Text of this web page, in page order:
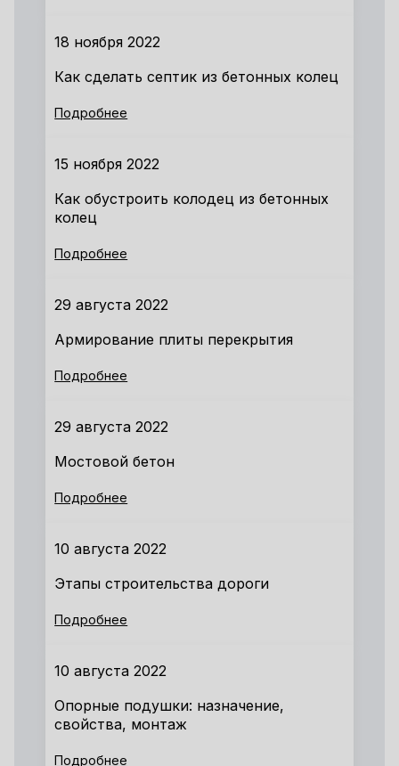
18 ноября 2022
Как сделать септик из бетонных колец
Подробнее
15 ноября 2022
Как обустроить колодец из бетонных
колец
Подробнее
29 августа 2022
Армирование плиты перекрытия
Подробнее
29 августа 2022
Мостовой бетон
Подробнее
10 августа 2022
Этапы строительства дороги
Подробнее
10 августа 2022
Опорные подушки: назначение,
свойства, монтаж
Подробнее